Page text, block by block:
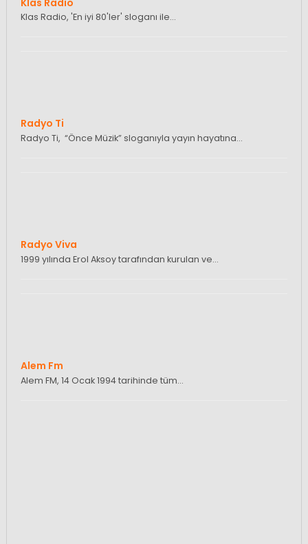
Klas Radio, 'En iyi 80'ler' sloganı ile…
Radyo Ti
Radyo Ti, “Önce Müzik” sloganıyla yayın hayatına…
Radyo Viva
1999 yılında Erol Aksoy tarafından kurulan ve…
Alem Fm
Alem FM, 14 Ocak 1994 tarihinde tüm…